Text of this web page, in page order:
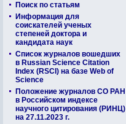
Поиск по статьям
Информация для
соискателей ученых
степеней доктора и
кандидата наук
Список журналов вошедших
в Russian Science Citation
Index (RSCI) на базе Web of
Science
Положение журналов СО РАН
в Российском индексе
научного цитирования (РИНЦ)
на 27.11.2023 г.